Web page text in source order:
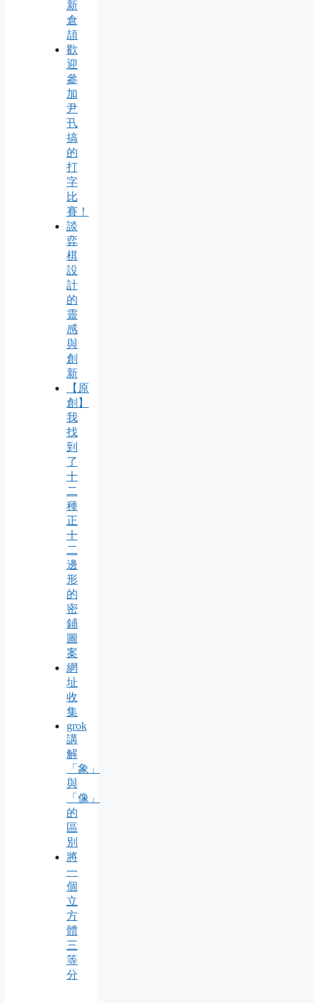
新
倉
頡
歡
迎
參
加
尹
卂
搞
的
打
字
比
賽！
談
弈
棋
設
計
的
靈
感
與
創
新
【原
創】
我
找
到
了
十
二
種
正
十
二
邊
形
的
密
鋪
圖
案
網
址
收
集
grok
講
解
「象」
與
「像」
的
區
別
將
一
個
立
方
體
三
等
分